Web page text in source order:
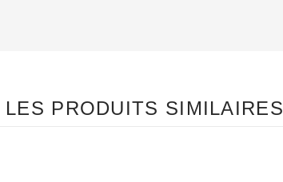
LES PRODUITS SIMILAIRES